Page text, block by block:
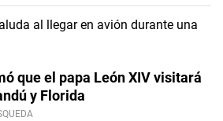
que el papa León XIV visitará
y Florida